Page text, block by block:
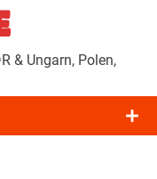
& Ungarn, Polen,